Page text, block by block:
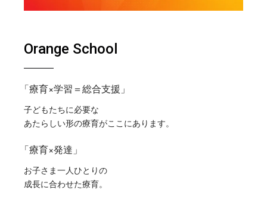
Orange School
「療育×学習＝総合支援」
子どもたちに必要な
あたらしい形の療育がここにあります。
「療育×発達」
お子さま一人ひとりの
成長に合わせた療育。